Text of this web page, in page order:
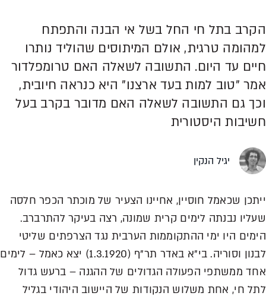
הקרב בתל חי החל בשל אי הבנה והתפתח
למהומה טרגית, אולם המיתוסים שהוליד נותרו
חיים עד היום. התשובה לשאלה האם טרומפלדור
אמר "טוב למות בעד ארצנו" היא כנראה חיובית,
וכך גם התשובה לשאלה האם מדובר בקרב בעל
חשיבות היסטורית
יגיל הנקין
ייתכן שכאמל חוסיין, אחיינו הצעיר של מוכתר הכפר חלסה
שעליו נבנתה לימים קרית שמונה, רצה בעיקר להתרברב.
הימים היו ימי ההתקוממות הערבית נגד הצרפתים שליטי
לבנון וסוריה. בי"א באדר תר"ף (1.3.1920) יצא כאמל – לימים
אחד ממשתפי הפעולה הגדולים של ההגנה – ברעש גדול
לתל חי, אחת משלוש הנקודות של היישוב היהודי בגליל